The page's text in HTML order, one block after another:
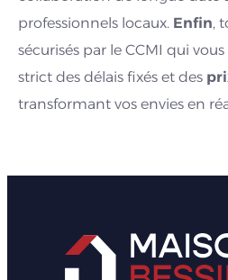
professionnels locaux. Enfin,
sécurisés par le CCMI qui
strict des délais fixés et des
transformant vos envies en